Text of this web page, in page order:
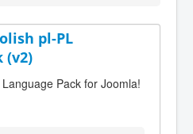
pl-PL
(v2)
Pack for Joomla!